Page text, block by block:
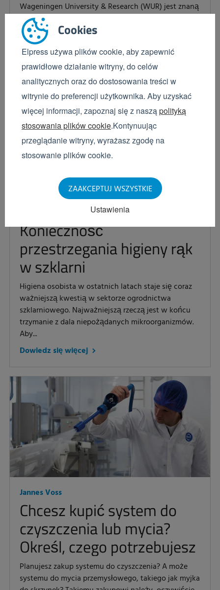
Cookies
Elpress używa plików cookie, aby zapewnić
prawidłowe działanie witryny, do celów
analitycznych oraz do dostosowania treści w
witrynie do preferencji użytkownika. Aby uzyskać
więcej informacji, zapoznaj się z nasząpolityką
stosowania plików cookie.Kontynuując
przeglądanie witryny, wyrażasz zgodę na
stosowanie plików cookie.
Ustawienia
ZAAKCEPTUJ WSZYSTKIE
Wageningen University & Research (WUR) jest znaną
na całym świecie i renomowaną placówką
badawczą, która zajmuje się żywnością i
środowiskiem naturalnym. Oczywiście prawidłowa
higiena odgrywa ważną...
Dowiedz się więcej
Konieczność
przestrzegania higieny rąk
w szklarni
Higiena osobista w ostatnich latach staje się coraz
ważniejszą kwestią w sektorze ogrodnictwa
szklarniowego. Najważniejszą rzeczą jest w końcu
trzymanie z dala niepożądanych mikroorganizmów.
Aby...
Dowiedz się więcej
Jannes Voss
Chcesz kupić system do
czyszczenia lub mycia?
Określ, czego potrzebujesz
Planujesz zakup systemu do czyszczenia? A może
systemu do mycia przemysłowego, takiego jak myjka